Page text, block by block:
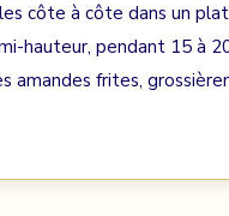
côte à côte dans un
hauteur, pendant 15 à
amandes frites,